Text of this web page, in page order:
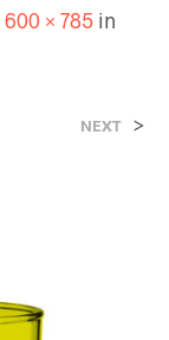
600 × 785in
NEXT >